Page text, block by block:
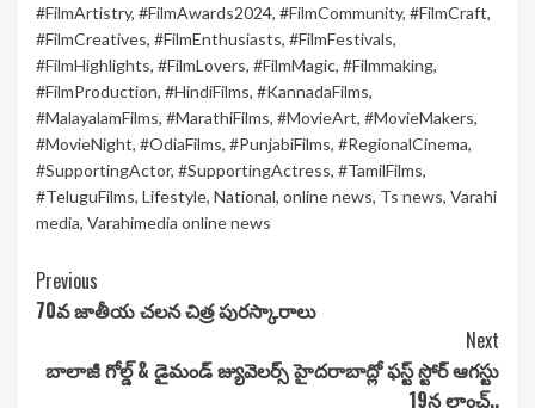
#FilmArtistry, #FilmAwards2024, #FilmCommunity, #FilmCraft,
#FilmCreatives, #FilmEnthusiasts, #FilmFestivals,
#FilmHighlights, #FilmLovers, #FilmMagic, #Filmmaking,
#FilmProduction, #HindiFilms, #KannadaFilms,
#MalayalamFilms, #MarathiFilms, #MovieArt, #MovieMakers,
#MovieNight, #OdiaFilms, #PunjabiFilms, #RegionalCinema,
#SupportingActor, #SupportingActress, #TamilFilms,
#TeluguFilms, Lifestyle, National, online news, Ts news, Varahi
media, Varahimedia online news
Continue
Reading
Previous
70వ జాతీయ చలన చిత్ర పురస్కారాలు
Next
బాలాజీ గోల్డ్ & డైమండ్ జ్యువెలర్స్ హైదరాబాద్లో ఫస్ట్ స్టోర్‌ ఆగస్టు
19న లాంచ్..